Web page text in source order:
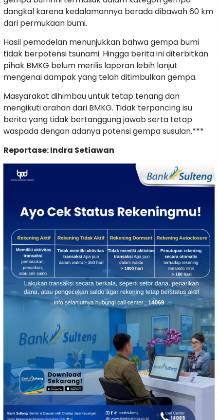
dangkal karena kedalamannya berada dibawah 60 km
dari permukaan bumi.
Hasil pemodelan menunjukkan bahwa gempa bumi
tidak berpotensi tsunami. Hingga berita ini diterbitkan
pihak BMKG belum merilis laporan lebih lanjut
mengenai dampak yang telah ditimbulkan gempa.
Masyarakat dihimbau untuk tetap tenang dan
mengikuti arahan dari BMKG. Tidak terpancing isu
berita yang tidak bertanggung jawab serta tetap
waspada dengan adanya potensi gempa susulan.***
Reportase: Indra Setiawan